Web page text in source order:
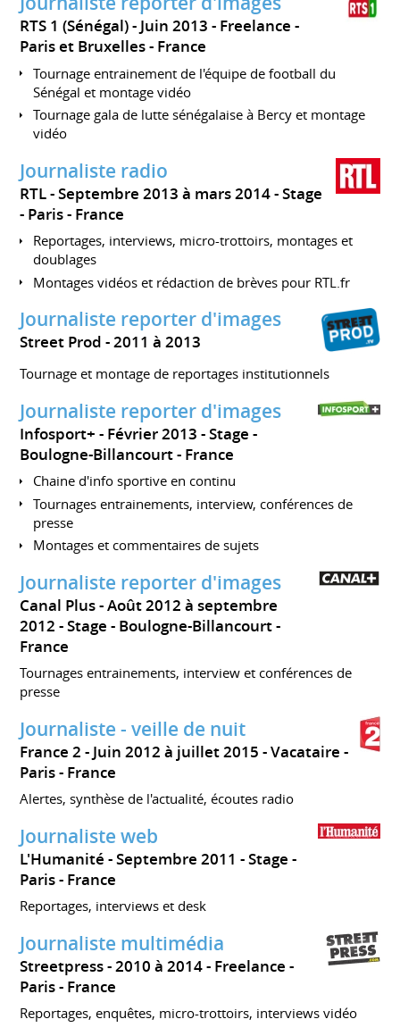
RTS 1 (Sénégal) Juin 2013 Freelance
Paris et Bruxelles
France
Tournage entrainement de l'équipe de football du
Sénégal et montage vidéo
Tournage gala de lutte sénégalaise à Bercy et montage
vidéo
Journaliste radio
RTL Septembre 2013 à mars 2014 Stage
Paris
France
Reportages, interviews, micro-trottoirs, montages et
doublages
Montages vidéos et rédaction de brèves pour RTL.fr
Journaliste reporter d'images
Street Prod 2011 à 2013
Tournage et montage de reportages institutionnels
Journaliste reporter d'images
Infosport+ Février 2013 Stage
Boulogne-Billancourt
France
Chaine d'info sportive en continu
Tournages entrainements, interview, conférences de
presse
Montages et commentaires de sujets
Journaliste reporter d'images
Canal Plus
Août 2012 à septembre
2012 Stage
Boulogne-Billancourt
France
Tournages entrainements, interview et conférences de
presse
Journaliste - veille de nuit
France 2 Juin 2012 à juillet 2015 Vacataire
Paris
France
Alertes, synthèse de l'actualité, écoutes radio
Journaliste web
L'Humanité Septembre 2011 Stage
Paris
France
Reportages, interviews et desk
Journaliste multimédia
Streetpress 2010 à 2014 Freelance
Paris
France
Reportages, enquêtes, micro-trottoirs, interviews vidéo